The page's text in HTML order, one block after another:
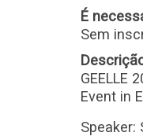
É
Sem
GEELLE
Event in
Speaker: